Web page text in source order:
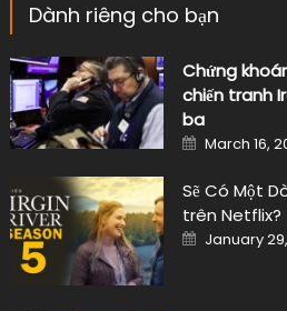
Dành riêng cho bạn
Chứng
chiến tranh
ba
Posted
on
March 16,
Sẽ Có Một
trên Netflix?
Posted
on
January